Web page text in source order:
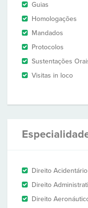
Guias
Homologações
Mandados
Protocolos
Sustentações
Visitas in loco
Direito Acidentário
Direito
Direito